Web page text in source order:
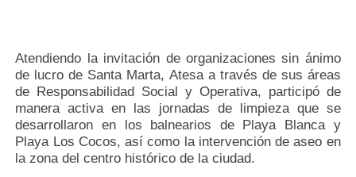
Atendiendo la invitación de organizaciones sin ánimo
de lucro de Santa Marta, Atesa a través de sus áreas
de Responsabilidad Social y Operativa, participó de
manera activa en las jornadas de limpieza que se
desarrollaron en los balnearios de Playa Blanca y
Playa Los Cocos, así como la intervención de aseo en
la zona del centro histórico de la ciudad.